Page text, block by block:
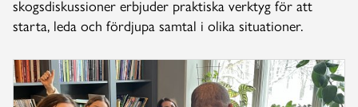
skogsdiskussioner erbjuder praktiska verktyg för att
starta, leda och fördjupa samtal i olika situationer.